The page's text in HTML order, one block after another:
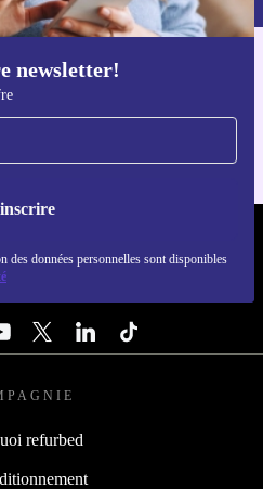
newsletter!
des données personnelles sont disponibles
l'application refurbed
refurbed